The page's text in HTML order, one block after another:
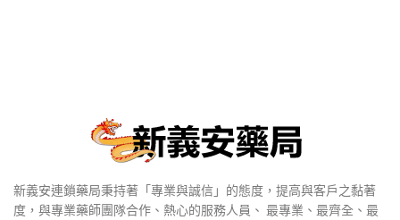
新義安連鎖藥局秉持著「專業與誠信」的態度，提高與客戶之黏著
度，與專業藥師團隊合作、熱心的服務人員、 最專業、最齊全、最